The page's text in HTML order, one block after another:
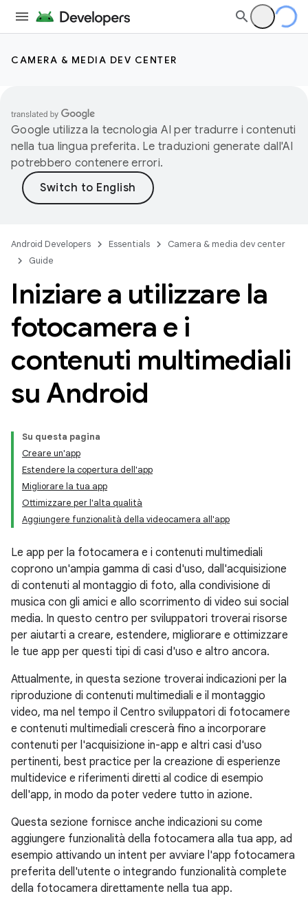
CAMERA & MEDIA DEV CENTER
Google utilizza la tecnologia AI per tradurre i contenuti
nella tua lingua preferita. Le traduzioni generate dall'AI
potrebbero contenere errori.
Android Developers Essentials
Camera & media dev center
Guide
Iniziare a utilizzare la
fotocamera e i
contenuti multimediali
su Android
Su questa pagina
Creare un'app
Estendere la copertura dell'app
Migliorare la tua app
Ottimizzare per l'alta qualità
Aggiungere funzionalità della videocamera all'app
Le app per la fotocamera e i contenuti multimediali
coprono un'ampia gamma di casi d'uso, dall'acquisizione
di contenuti al montaggio di foto, alla condivisione di
musica con gli amici e allo scorrimento di video sui social
media. In questo centro per sviluppatori troverai risorse
per aiutarti a creare, estendere, migliorare e ottimizzare
le tue app per questi tipi di casi d'uso e altro ancora.
Attualmente, in questa sezione troverai indicazioni per la
riproduzione di contenuti multimediali e il montaggio
video, ma nel tempo il Centro sviluppatori di fotocamere
e contenuti multimediali crescerà fino a incorporare
contenuti per l'acquisizione in-app e altri casi d'uso
pertinenti, best practice per la creazione di esperienze
multidevice e riferimenti diretti al codice di esempio
dell'app, in modo da poter vedere tutto in azione.
Questa sezione fornisce anche indicazioni su come
aggiungere funzionalità della fotocamera alla tua app, ad
esempio attivando un intent per avviare l'app fotocamera
preferita dell'utente o integrando funzionalità complete
della fotocamera direttamente nella tua app.